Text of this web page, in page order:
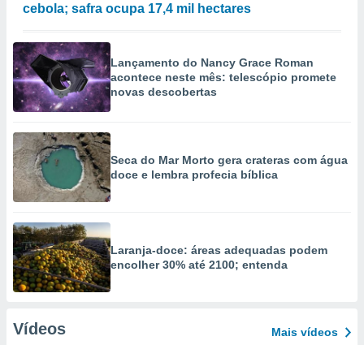
cebola; safra ocupa 17,4 mil hectares
Lançamento do Nancy Grace Roman
acontece neste mês: telescópio promete
novas descobertas
Seca do Mar Morto gera crateras com água
doce e lembra profecia bíblica
Laranja-doce: áreas adequadas podem
encolher 30% até 2100; entenda
Vídeos Mais vídeos